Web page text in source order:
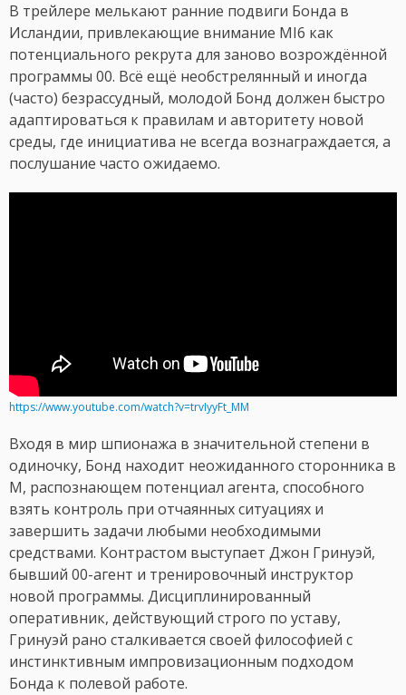
В трейлере мелькают ранние подвиги Бонда в
Исландии, привлекающие внимание MI6 как
потенциального рекрута для заново возрождённой
программы 00. Всё ещё необстрелянный и иногда
(часто) безрассудный, молодой Бонд должен быстро
адаптироваться к правилам и авторитету новой
среды, где инициатива не всегда вознаграждается, а
послушание часто ожидаемо.
https://www.youtube.com/watch?v=trvIyyFt_MM
Входя в мир шпионажа в значительной степени в
одиночку, Бонд находит неожиданного сторонника в
M, распознающем потенциал агента, способного
взять контроль при отчаянных ситуациях и
завершить задачи любыми необходимыми
средствами. Контрастом выступает Джон Гринуэй,
бывший 00-агент и тренировочный инструктор
новой программы. Дисциплинированный
оперативник, действующий строго по уставу,
Гринуэй рано сталкивается своей философией с
инстинктивным импровизационным подходом
Бонда к полевой работе.